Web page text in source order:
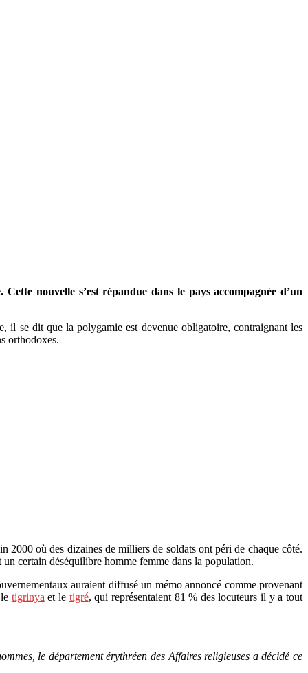
nouvelle s’est répandue dans le pays accompagnée d’un
il se dit que la polygamie est devenue obligatoire, contraignant les
orthodoxes.
2000 où des dizaines de milliers de soldats ont péri de chaque côté.
certain déséquilibre homme femme dans la population.
auraient diffusé un mémo annoncé comme provenant
tigrinya et le tigré, qui représentaient 81 % des locuteurs il y a tout
le département érythréen des Affaires religieuses a décidé ce